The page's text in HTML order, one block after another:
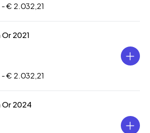
-€ 2.032,21
Or 2021
-€ 2.032,21
Or 2024